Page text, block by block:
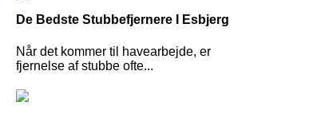
De Bedste Stubbefjernere I Esbjerg
Når det kommer til havearbejde, er
fjernelse af stubbe ofte...